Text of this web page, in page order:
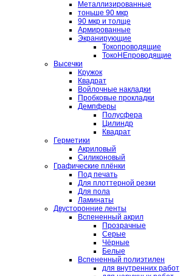
Металлизированные
тоньше 90 мкр
90 мкр и толще
Армированные
Экранирующие
Токопроводящие
ТокоНЕпроводящие
Высечки
Кружок
Квадрат
Войлочные накладки
Пробковые прокладки
Демпферы
Полусфера
Цилиндр
Квадрат
Герметики
Акриловый
Силиконовый
Графические плёнки
Под печать
Для плоттерной резки
Для пола
Ламинаты
Двусторонние ленты
Вспененный акрил
Прозрачные
Серые
Чёрные
Белые
Вспененный полиэтилен
для внутренних работ